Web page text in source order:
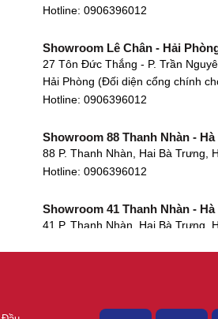
Hotline: 0906396012
Showroom Lê Chân - Hải
27 Tôn Đức Thắng - P. Trần
Hải Phòng (Đối diện cổng chính
Hotline: 0906396012
Showroom 88 Thanh Nhàn - Hà
88 P. Thanh Nhàn, Hai Bà Trưng,
Hotline: 0906396012
Showroom 41 Thanh Nhàn - Hà
41 P. Thanh Nhàn, Hai Bà Trưng,
0906396012